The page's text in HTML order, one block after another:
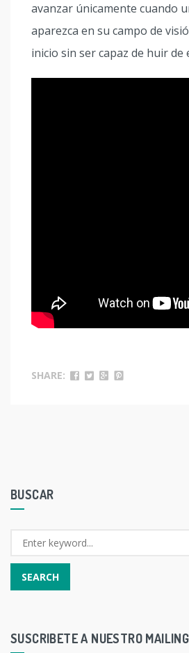
avanzar únicamente cuando
aparezca en su campo de
inicio sin ser capaz de huir de
SHARE:
BUSCAR
SUSCRIBETE A NUESTRO MAILING